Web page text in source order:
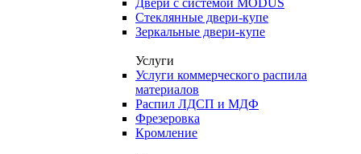
Двери с системой MODUS
Стеклянные двери-купе
Зеркальные двери-купе
Услуги
Услуги коммерческого распила
материалов
Распил ЛДСП и МДФ
Фрезеровка
Кромление